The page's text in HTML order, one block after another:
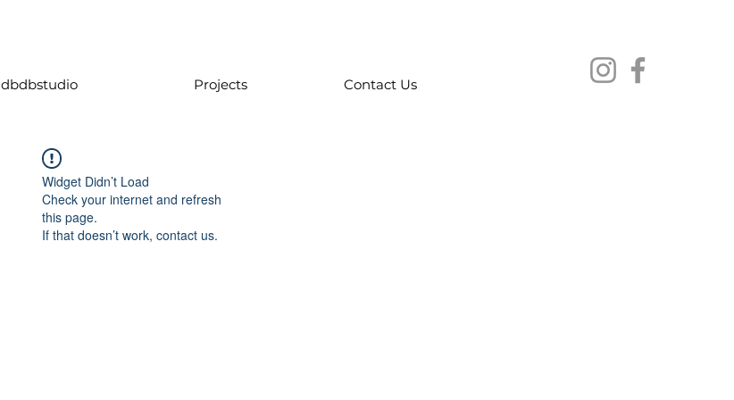
dbdbstudio Projects Contact Us
Widget Didn’t Load
Check your internet and refresh
this page.
If that doesn’t work, contact us.